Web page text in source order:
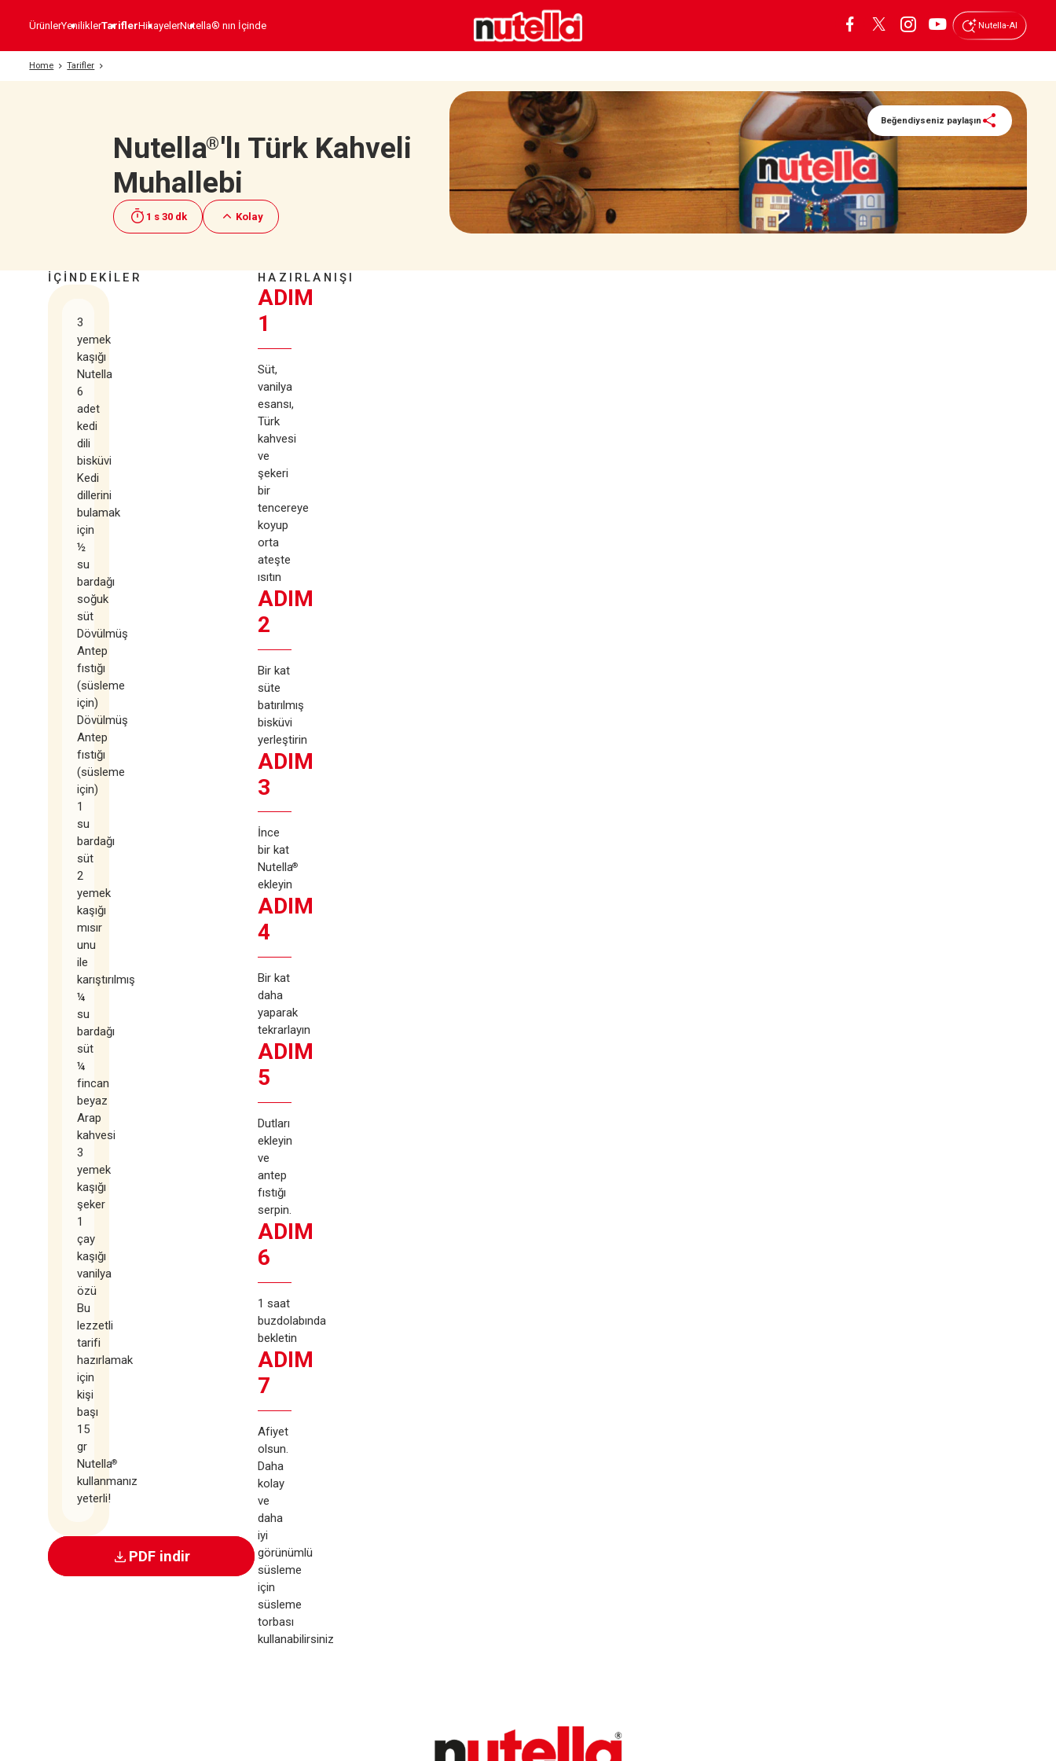
ÜrünlerYeniliklerTariflerHikayelerNutella® nın İçinde Nutella-AI
Home Tarifler
Nutella®'lı Türk Kahveli
Muhallebi
1 s 30 dk Kolay
Beğendiyseniz paylaşın
İÇİNDEKİLER
3
yemek
kaşığı
Nutella
6
adet
kedi
dili
bisküvi
Kedi
dillerini
bulamak
için
½
su
bardağı
soğuk
süt
Dövülmüş
Antep
fıstığı
(süsleme
için)
Dövülmüş
Antep
fıstığı
(süsleme
için)
1
su
bardağı
süt
2
yemek
kaşığı
mısır
unu
ile
karıştırılmış
¼
su
bardağı
süt
¼
fincan
beyaz
Arap
kahvesi
3
yemek
kaşığı
şeker
1
çay
kaşığı
vanilya
özü
Bu
lezzetli
tarifi
hazırlamak
için
kişi
başı
15
gr
Nutella®
kullanmanız
yeterli!
PDF indir
HAZIRLANIŞI
ADIM
1
Süt,
vanilya
esansı,
Türk
kahvesi
ve
şekeri
bir
tencereye
koyup
orta
ateşte
ısıtın
ADIM
2
Bir kat
süte
batırılmış
bisküvi
yerleştirin
ADIM
3
İnce
bir kat
Nutella®
ekleyin
ADIM
4
Bir kat
daha
yaparak
tekrarlayın
ADIM
5
Dutları
ekleyin
ve
antep
fıstığı
serpin.
ADIM
6
1 saat
buzdolabında
bekletin
ADIM
7
Afiyet
olsun.
Daha
kolay
ve
daha
iyi
görünümlü
süsleme
için
süsleme
torbası
kullanabilirsiniz